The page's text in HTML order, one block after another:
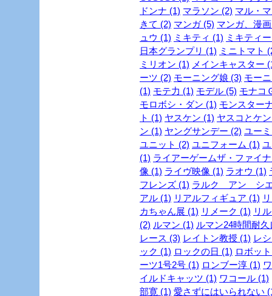
ドンナ (1) マラソン (2) マル・
きて (2) マンガ (5) マンガ、漫
ュウ (1) ミキティ (1) ミキティ
日本グランプリ (1) ミニトマト
ミリオン (1) メインキャスター
ーツ (2) モーニング娘 (3) モー
(1) モテ力 (1) モデル (5) モナコ
モロボシ・ダン (1) モンスター
ト (1) ヤスケン (1) ヤスコとケ
ン (1) ヤングサンデー (2) ユー
ユニット (2) ユニフォーム (1)
(1) ライアーゲームザ・ファイ
像 (1) ライヴ映像 (1) ラオウ (1)
フレンズ (1) ラルク アン シ
アル (1) リアルフィギュア (1)
カちゃん展 (1) リメーク (1) リ
(2) ルマン (1) ルマン24時間耐
レース (3) レイトン教授 (1) レ
ック (1) ロックの日 (1) ロボッ
ーツ1号2号 (1) ロンブー淳 (1)
イルドキャッツ (1) ワコール (1)
部寛 (1) 愛さずにはいられない